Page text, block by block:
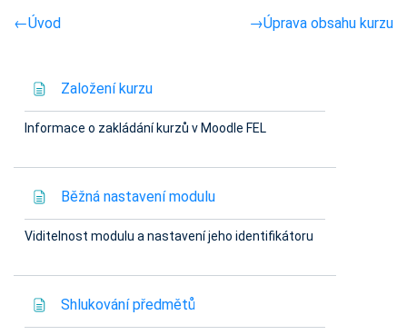
Osnova sekce
←Úvod →Úprava obsahu kurzu
Založení kurzuStránka
Informace o zakládání kurzů v Moodle FEL
Běžná nastavení moduluStránka
Viditelnost modulu a nastavení jeho identifikátoru
Shlukování předmětůStránka